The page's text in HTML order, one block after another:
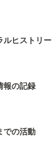
ルヒストリー
報の記録
での活動